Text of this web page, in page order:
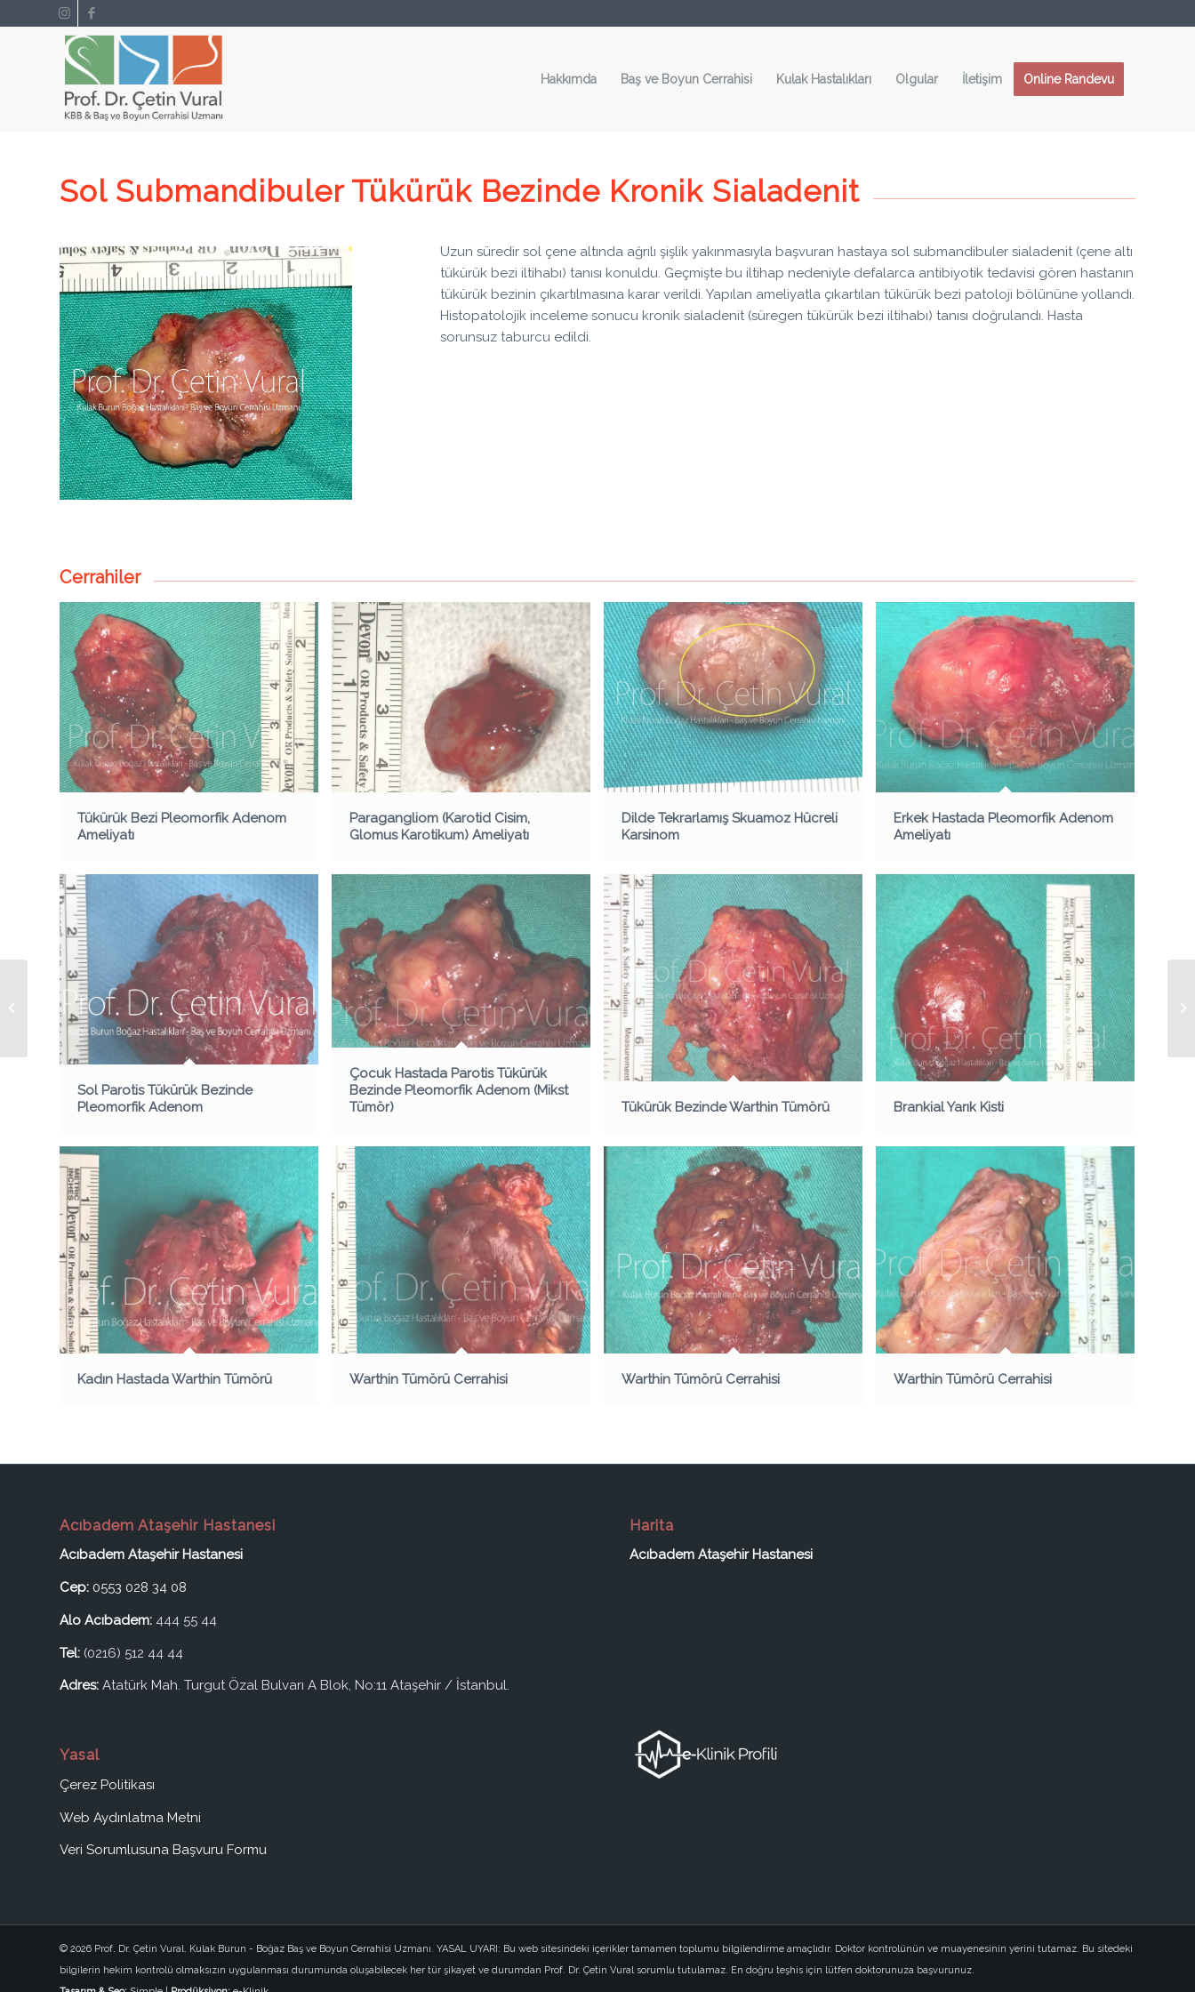
Hakkımda Baş ve Boyun Cerrahisi Kulak Hastalıkları Olgular İletişim Online Randevu
Sol Submandibuler Tükürük Bezinde Kronik Sialadenit
Uzun süredir sol çene altında ağrılı şişlik yakınmasıyla başvuran hastaya sol submandibuler sialadenit (çene altı
tükürük bezi iltihabı) tanısı konuldu. Geçmişte bu iltihap nedeniyle defalarca antibiyotik tedavisi gören hastanın
tükürük bezinin çıkartılmasına karar verildi. Yapılan ameliyatla çıkartılan tükürük bezi patoloji bölününe yollandı.
Histopatolojik inceleme sonucu kronik sialadenit (süregen tükürük bezi iltihabı) tanısı doğrulandı. Hasta
sorunsuz taburcu edildi.
Cerrahiler
Tükürük Bezi Pleomorfik Adenom
Ameliyatı
Paragangliom (Karotid Cisim,
Glomus Karotikum) Ameliyatı
Dilde Tekrarlamış Skuamoz Hücreli
Karsinom
Erkek Hastada Pleomorfik Adenom
Ameliyatı
Sol Parotis Tükürük Bezinde
Pleomorfik Adenom
Çocuk Hastada Parotis Tükürük
Bezinde Pleomorfik Adenom (Mikst
Tümör)
Tükürük Bezinde Warthin Tümörü Brankial Yarık Kisti
Kadın Hastada Warthin Tümörü Warthin Tümörü Cerrahisi Warthin Tümörü Cerrahisi Warthin Tümörü Cerrahisi
Acıbadem Ataşehir Hastanesi
Acıbadem Ataşehir Hastanesi
Cep: 0553 028 34 08
Alo Acıbadem: 444 55 44
Tel: (0216) 512 44 44
Adres: Atatürk Mah. Turgut Özal Bulvarı A Blok, No:11 Ataşehir / İstanbul.
Yasal
Çerez Politikası
Web Aydınlatma Metni
Veri Sorumlusuna Başvuru Formu
Harita
Acıbadem Ataşehir Hastanesi
© 2026 Prof. Dr. Çetin Vural. Kulak Burun - Boğaz Baş ve Boyun Cerrahisi Uzmanı. YASAL UYARI: Bu web sitesindeki içerikler tamamen toplumu bilgilendirme amaçlıdır. Doktor kontrolünün ve muayenesinin yerini tutamaz. Bu sitedeki
bilgilerin hekim kontrolü olmaksızın uygulanması durumunda oluşabilecek her tür şikayet ve durumdan Prof. Dr. Çetin Vural sorumlu tutulamaz. En doğru teşhis için lütfen doktorunuza başvurunuz.
Sol tarafta Glomus
Karotikum (Karotid
Cisim) Tümörü